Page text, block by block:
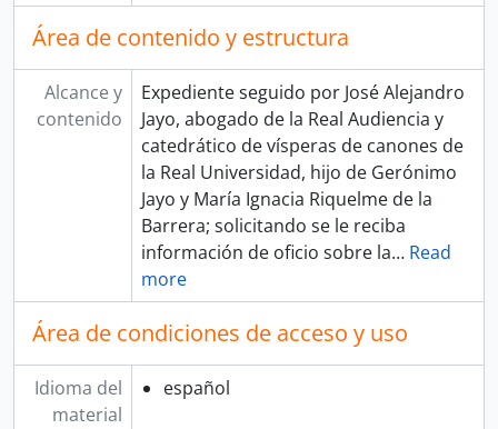
Área de contenido y estructura
Alcance y
contenido
Expediente seguido por José Alejandro
Jayo, abogado de la Real Audiencia y
catedrático de vísperas de canones de
la Real Universidad, hijo de Gerónimo
Jayo y María Ignacia Riquelme de la
Barrera; solicitando se le reciba
información de oficio sobre la… Read
more
Área de condiciones de acceso y uso
Idioma del
material
español